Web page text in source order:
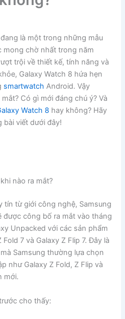
là một trong những mẫu
chờ nhất trong năm
trội về thiết kế, tính năng và
Galaxy Watch 8 hứa hẹn
smartwatch Android. Vậy
Có gì mới đáng chú ý? Và
Watch 8 hay không? Hãy
bài viết dưới đây!
nào ra mắt?
tín từ giới công nghệ, Samsung
được công bố ra mắt vào tháng
Unpacked với các sản phẩm
7 và Galaxy Z Flip 7. Đây là
Samsung thường lựa chọn
như Galaxy Z Fold, Z Flip và
mới.
cho thấy: